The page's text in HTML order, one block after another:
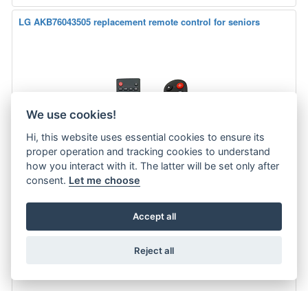
LG AKB76043505 replacement remote control for seniors
SENIOR / JUNIOR RC
ONLY BASIC FUNCTIONS. Replacement LG remote control for example for
We use cookies!
Hi, this website uses essential cookies to ensure its
proper operation and tracking cookies to understand
how you interact with it. The latter will be set only after
consent. Let me choose
Accept all
Reject all